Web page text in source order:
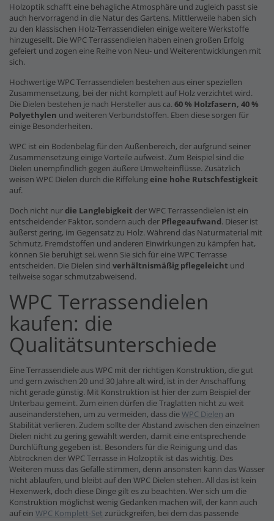
Holzoptik schafft eine behagliche Atmosphäre und zugleich passt sie
auch hervorragend in die Natur des Gartens. Mittlerweile haben sich
zu den klassischen Holz-Terrassendielen einige weitere Werkstoffe
hinzugesellt. Die WPC Terrassendielen haben einen großen Erfolg
gefeiert und zogen eine Reihe von Neu- und Weiterentwicklungen mit
sich.
Hochwertige WPC Terrassendielen bestehen aus einer speziellen
Zusammensetzung, bei der nicht komplett auf Holz verzichtet wird.
Die Dielen bestehen je nach Hersteller aus ca. 60 % Holzfasern, 40 %
Polyethylen und weiteren Verbundstoffen. Eben diese sorgen für
einige Besonderheiten.
WPC ist ein Bodenbelag für den Außenbereich, der aufgrund seiner
Zusammensetzung einige Vorteile aufweist. Zum Beispiel sind die
Dielen unempfindlich gegen äußere Umwelteinflüsse. Zusätzlich
weisen WPC Dielen durch die Riffelungeine hohe Rutschfestigkeit
auf.
Doch nicht nurdie Langlebigkeit der WPC Terrassendielen ist ein
entscheidender Faktor, sondern auch der Pflegeaufwand. Dieser ist
äußerst gering, im Gegensatz zu Holz. Während das Naturmaterial mit
Schmutz, Fremdstoffen und anderen Einwirkungen zu kämpfen hat,
können Sie beruhigt sei, wenn Sie sich für eine WPC Terrasse
entscheiden. Die Dielen sind verhältnismäßig pflegeleicht und
teilweise sogar schmutzabweisend.
WPC Terrassendielen
kaufen: die
Qualitätsunterschiede
Eine Terrassendiele aus WPC mit der richtigen Konstruktion, die gut
und gern zwischen 20 und 30 Jahre alt wird, ist in der Anschaffung
nicht gerade günstig. Mit Konstruktion ist hier der zum Beispiel der
Unterbau gemeint. Zum einen dürfen die Traglatten nicht zu weit
auseinanderstehen, um zu vermeiden, dass dieWPC Dielen an
Stabilität verlieren. Zudem sollte der Abstand zwischen den einzelnen
Dielen nicht zu gering gewählt werden, damit eine entsprechende
Durchlüftung gegeben ist. Besonders für die Reinigung und das
Abtrocknen der WPC Terrasse in Holzoptik ist das wichtig. Des
Weiteren muss das Gefälle stimmen, denn ansonsten kann das Wasser
nicht ablaufen, und bleibt auf den WPC Dielen stehen. All das ist kein
Hexenwerk, doch diese Dinge gilt es zu beachten. Wer sich um die
Konstruktion möglichst wenig Gedanken machen will, der kann auch
auf ein WPC Komplett-Set zurückgreifen, bei dem das passende